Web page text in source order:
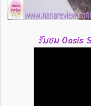
รับชม Oasis